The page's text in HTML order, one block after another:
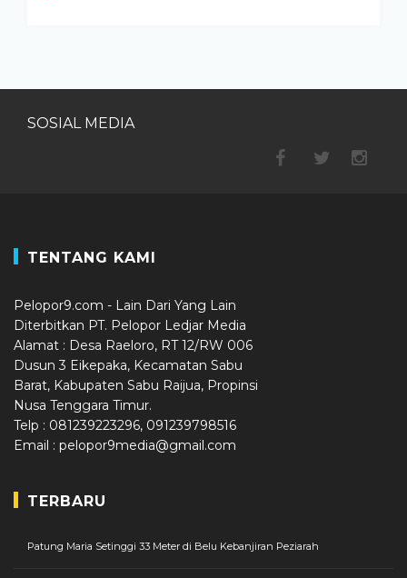
SOSIAL MEDIA
TENTANG KAMI
Pelopor9.com - Lain Dari Yang Lain
Diterbitkan PT. Pelopor Ledjar Media
Alamat : Desa Raeloro, RT 12/RW 006
Dusun 3 Eikepaka, Kecamatan Sabu
Barat, Kabupaten Sabu Raijua, Propinsi
Nusa Tenggara Timur.
Telp : 081239223296, 091239798516
Email : pelopor9media@gmail.com
TERBARU
Patung Maria Setinggi 33 Meter di Belu Kebanjiran Peziarah